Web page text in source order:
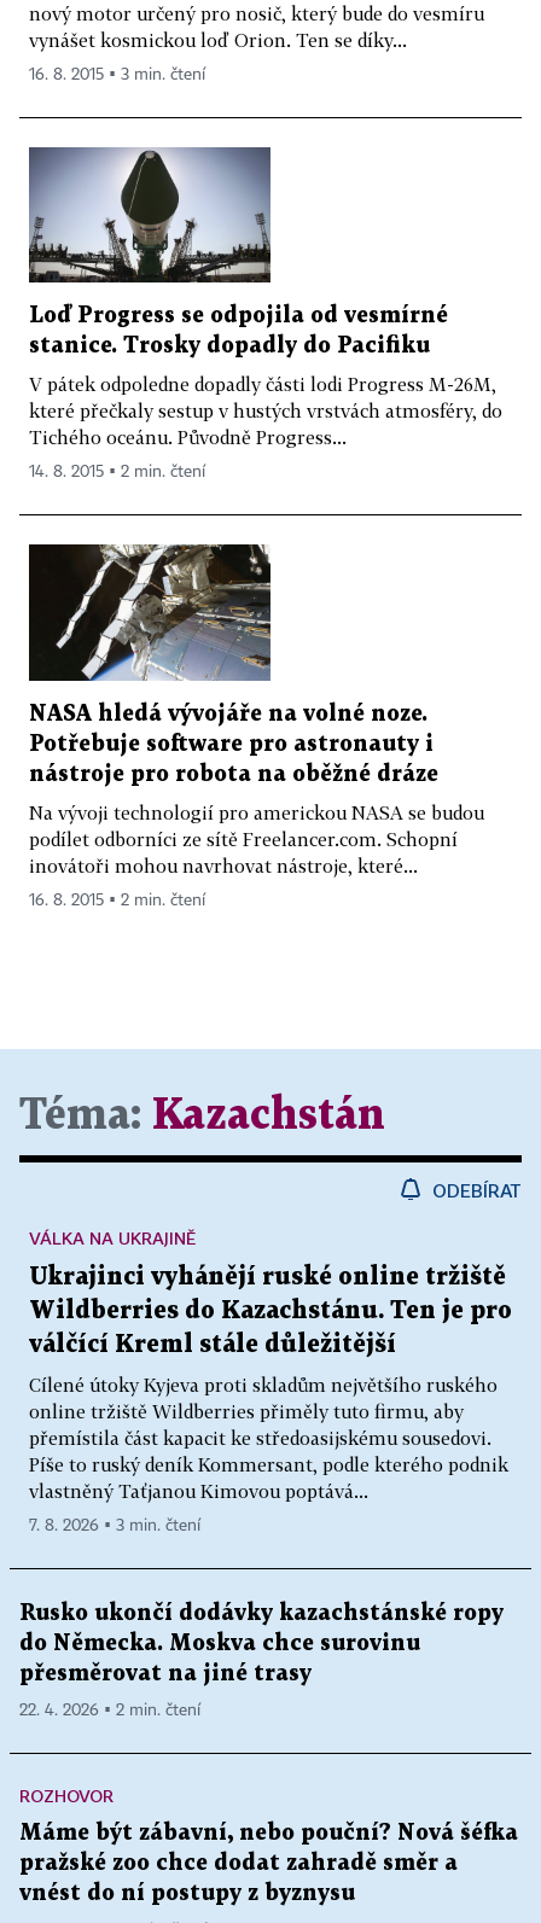
nový motor určený pro nosič, který bude do vesmíru
vynášet kosmickou loď Orion. Ten se díky...
16. 8. 2015 ▪ 3 min. čtení
Loď Progress se odpojila od vesmírné
stanice. Trosky dopadly do Pacifiku
V pátek odpoledne dopadly části lodi Progress M-26M,
které přečkaly sestup v hustých vrstvách atmosféry, do
Tichého oceánu. Původně Progress...
14. 8. 2015 ▪ 2 min. čtení
NASA hledá vývojáře na volné noze.
Potřebuje software pro astronauty i
nástroje pro robota na oběžné dráze
Na vývoji technologií pro americkou NASA se budou
podílet odborníci ze sítě Freelancer.com. Schopní
inovátoři mohou navrhovat nástroje, které...
16. 8. 2015 ▪ 2 min. čtení
Téma: Kazachstán
ODEBÍRAT
Ukrajinci vyhánějí ruské online tržiště
Wildberries do Kazachstánu. Ten je pro
válčící Kreml stále důležitější
Cílené útoky Kyjeva proti skladům největšího ruského
online tržiště Wildberries přiměly tuto firmu, aby
přemístila část kapacit ke středoasijskému sousedovi.
Píše to ruský deník Kommersant, podle kterého podnik
vlastněný Taťjanou Kimovou poptává...
VÁLKA NA UKRAJINĚ
7. 8. 2026 ▪ 3 min. čtení
Rusko ukončí dodávky kazachstánské ropy
do Německa. Moskva chce surovinu
přesměrovat na jiné trasy
22. 4. 2026 ▪ 2 min. čtení
ROZHOVOR
Máme být zábavní, nebo pouční? Nová šéfka
pražské zoo chce dodat zahradě směr a
vnést do ní postupy z byznysu